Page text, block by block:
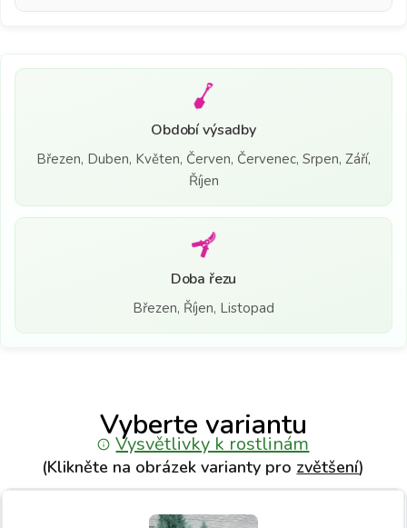
Období výsadby
Březen, Duben, Květen, Červen, Červenec, Srpen, Září,
Říjen
Doba řezu
Březen, Říjen, Listopad
Vyberte variantu
Vysvětlivky k rostlinám
(Klikněte na obrázek varianty pro zvětšení)